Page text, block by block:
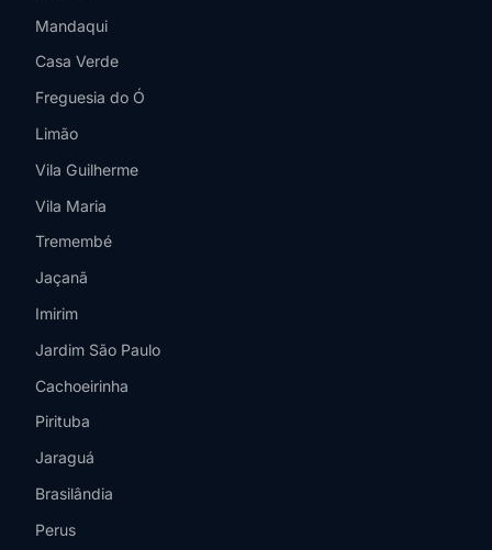
Mandaqui
Casa Verde
Freguesia do Ó
Limão
Vila Guilherme
Vila Maria
Tremembé
Jaçanã
Imirim
Jardim São Paulo
Cachoeirinha
Pirituba
Jaraguá
Brasilândia
Perus